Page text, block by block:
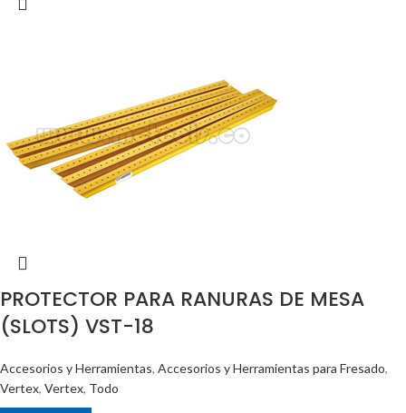
PROTECTOR PARA RANURAS DE MESA
(SLOTS) VST-18
Accesorios y Herramientas, Accesorios y Herramientas para Fresado,
Vertex, Vertex, Todo